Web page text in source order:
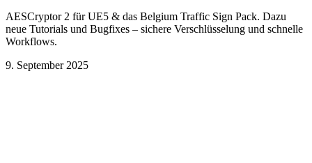
AESCryptor 2 für UE5 & das Belgium Traffic Sign Pack. Dazu
neue Tutorials und Bugfixes – sichere Verschlüsselung und schnelle
Workflows.
9. September 2025